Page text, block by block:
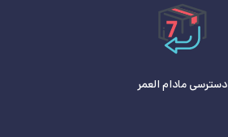
دسترسی مادام العمر